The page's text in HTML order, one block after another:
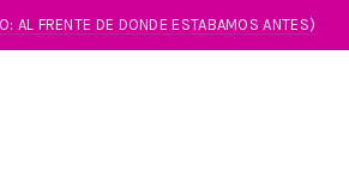
FRENTE DE DONDE ESTABAMOS ANTES)